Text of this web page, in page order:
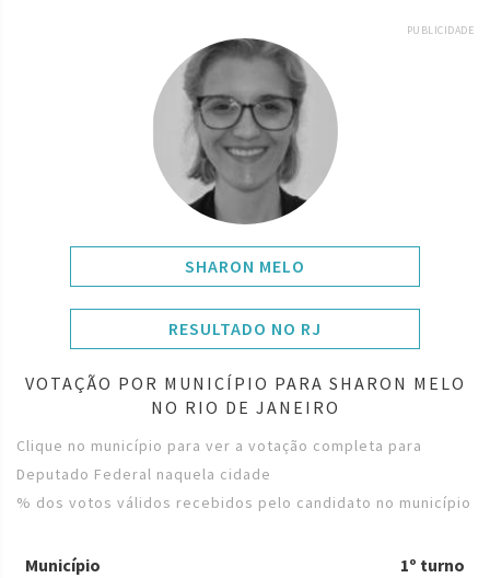
PUBLICIDADE
SHARON MELO
RESULTADO NO RJ
VOTAÇÃO POR MUNICÍPIO PARA SHARON MELO
NO RIO DE JANEIRO
Clique no município para ver a votação completa para
Deputado Federal naquela cidade
% dos votos válidos recebidos pelo candidato no município
Município 1º turno